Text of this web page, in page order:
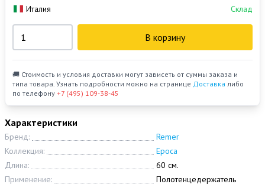
Характеристики
Бренд:
Remer
Коллекция:
Epoca
Длина:
60 см.
Применение:
Полотенцедержатель
Италия Склад
В корзину
🚚 Стоимость и условия доставки могут зависеть от суммы заказа и
типа товара. Узнать подробности можно на странице Доставка либо
по телефону +7 (495) 109-38-45